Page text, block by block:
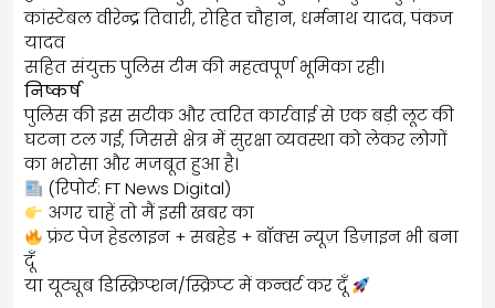
कांस्टेबल वीरेन्द्र तिवारी, रोहित चौहान, धर्मनाथ यादव, पंकज
यादव
सहित संयुक्त पुलिस टीम की महत्वपूर्ण भूमिका रही।
निष्कर्ष
पुलिस की इस सटीक और त्वरित कार्रवाई से एक बड़ी लूट की
घटना टल गई, जिससे क्षेत्र में सुरक्षा व्यवस्था को लेकर लोगों
का भरोसा और मजबूत हुआ है।
(रिपोर्ट: FT News Digital)
अगर चाहें तो मैं इसी खबर का
फ्रंट पेज हेडलाइन + सबहेड + बॉक्स न्यूज़ डिज़ाइन भी बना
दूँ
या यूट्यूब डिस्क्रिप्शन/स्क्रिप्ट में कन्वर्ट कर दूँ